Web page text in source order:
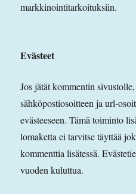
markkinointitarkoituksiin.
Evästeet
Jos jätät kommentin
sähköpostiosoitteen ja url-
evästeeseen. Tämä toiminto
lomaketta ei tarvitse täyttää
kommenttia lisätessä.
vuoden kuluttua.